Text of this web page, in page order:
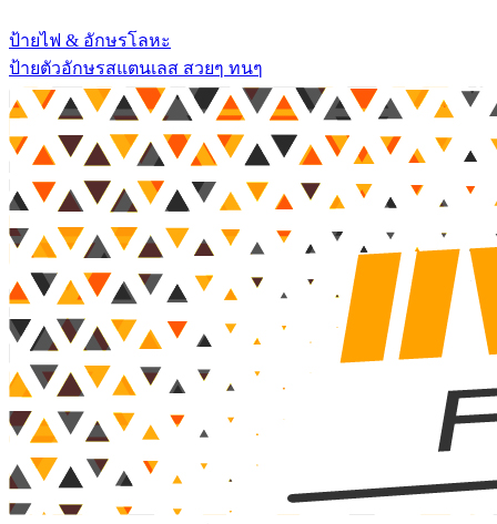
ป้ายไฟ & อักษรโลหะ
ป้ายตัวอักษรสแตนเลส สวยๆ ทนๆ